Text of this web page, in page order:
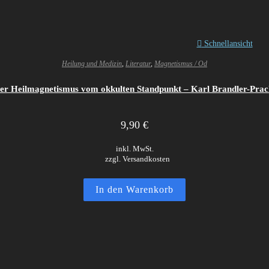
Schnellansicht
Heilung und Medizin, Literatur, Magnetismus / Od
Heilmagnetismus vom okkulten Standpunkt – Karl Brandler-
9,90 €
inkl. MwSt.
zzgl. Versandkosten
In den Warenkorb